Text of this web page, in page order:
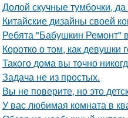
Долой скучные тумбочки,
Китайские дизайны своей
Ребята "Бабушкин Ремонт"
Коротко о том, как девушки
Такого дома вы точно
Задача не из простых.
Вы не поверите, но это
У вас любимая комната в